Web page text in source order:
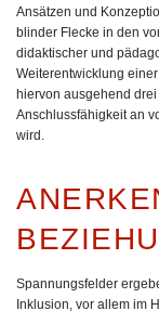
Ansätzen und
blinder Flecke in den
didaktischer und
Weiterentwicklung
hiervon ausgehend
Anschlussfähigkeit an
wird.
Spannungsfelder
Inklusion, vor allem im